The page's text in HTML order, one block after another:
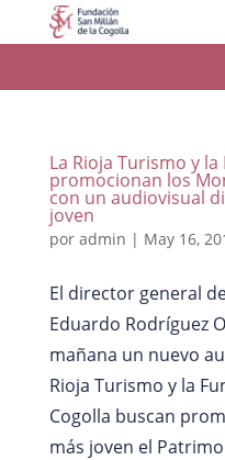
La Rioja Turismo y
promocionan los
con un audiovisual
joven
por admin | May 16,
El director general
Eduardo Rodríguez
mañana un nuevo
Rioja Turismo y la
Cogolla buscan
más joven el